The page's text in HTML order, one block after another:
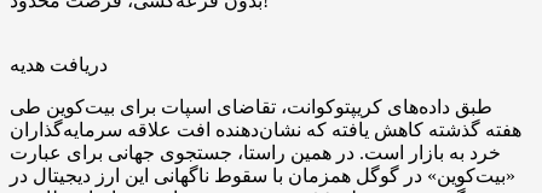
دریافت هدیه
طبق داده‌های کریپتوکوانت، تقاضای اسپات برای بیت‌کوین طی
هفته گذشته کاهش یافته که نشان‌دهنده افت علاقه سرمایه‌گذاران
خرد به بازار است. در همین راستا، جستجوی جهانی برای عبارت
«بیت‌کوین» در گوگل همزمان با سقوط ناگهانی این ارز دیجیتال در